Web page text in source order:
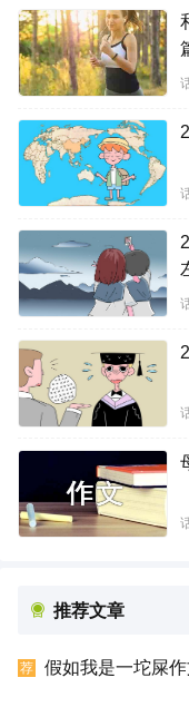
推荐文章
荐 假如我是一坨屎作